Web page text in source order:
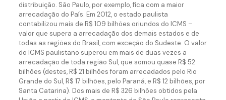
distribuição. São Paulo, por exemplo, fica com a maior
arrecadação do País. Em 2012, o estado paulista
contabilizou mais de R$ 109 bilhões oriundos do ICMS –
valor que supera a arrecadação dos demais estados e de
todas as regiões do Brasil, com exceção do Sudeste. O valor
do ICMS paulistano superou em mais de duas vezes a
arrecadação de toda região Sul, que somou quase R$ 52
bilhões (destes, R$ 21 bilhões foram arrecadados pelo Rio
Grande do Sul, R$ 17 bilhões, pelo Paraná, e R$ 12 bilhões, por
Santa Catarina). Dos mais de R$ 326 bilhões obtidos pela